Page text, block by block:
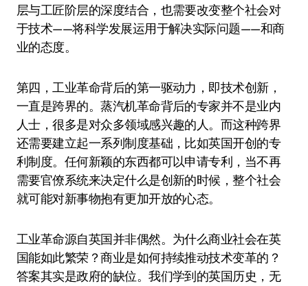
层与工匠阶层的深度结合，也需要改变整个社会对
于技术——将科学发展运用于解决实际问题——和商
业的态度。
第四，工业革命背后的第一驱动力，即技术创新，
一直是跨界的。蒸汽机革命背后的专家并不是业内
人士，很多是对众多领域感兴趣的人。而这种跨界
还需要建立起一系列制度基础，比如英国开创的专
利制度。任何新颖的东西都可以申请专利，当不再
需要官僚系统来决定什么是创新的时候，整个社会
就可能对新事物抱有更加开放的心态。
工业革命源自英国并非偶然。为什么商业社会在英
国能如此繁荣？商业是如何持续推动技术变革的？
答案其实是政府的缺位。我们学到的英国历史，无